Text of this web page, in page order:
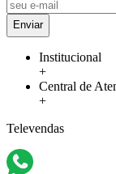
Enviar
Institucional
+
Central de
+
Televendas